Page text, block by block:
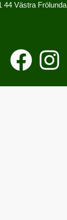
44 Västra Frölunda